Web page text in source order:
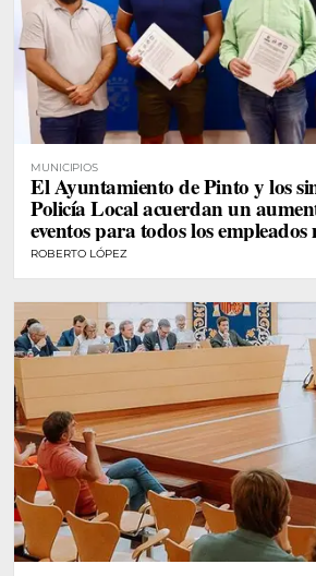
MUNICIPIOS
El Ayuntamiento de Pinto y los
Policía Local acuerdan un
eventos para todos los
ROBERTO LÓPEZ